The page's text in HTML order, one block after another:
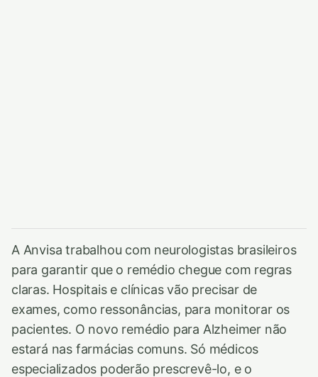
A Anvisa trabalhou com neurologistas brasileiros
para garantir que o remédio chegue com regras
claras. Hospitais e clínicas vão precisar de
exames, como ressonâncias, para monitorar os
pacientes. O novo remédio para Alzheimer não
estará nas farmácias comuns. Só médicos
especializados poderão prescrevê-lo, e o